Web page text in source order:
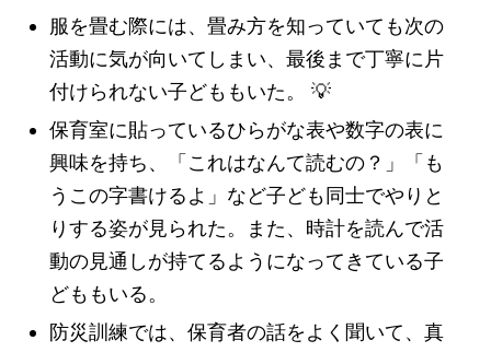
服を畳む際には、畳み方を知っていても次の
活動に気が向いてしまい、最後まで丁寧に片
付けられない子どももいた。 💡
保育室に貼っているひらがな表や数字の表に
興味を持ち、「これはなんて読むの？」「も
うこの字書けるよ」など子ども同士でやりと
りする姿が見られた。また、時計を読んで活
動の見通しが持てるようになってきている子
どももいる。
防災訓練では、保育者の話をよく聞いて、真